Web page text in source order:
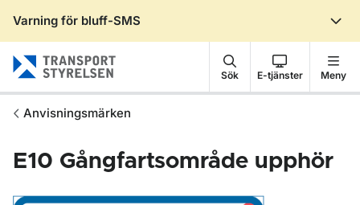
Varning för bluff-SMS
Sök E-tjänster Meny
Anvisningsmärken
E10 Gångfartsområde upphör